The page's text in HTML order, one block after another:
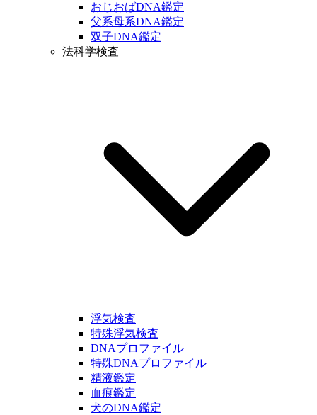
おじおばDNA鑑定
父系母系DNA鑑定
双子DNA鑑定
法科学検査
浮気検査
特殊浮気検査
DNAプロファイル
特殊DNAプロファイル
精液鑑定
血痕鑑定
犬のDNA鑑定